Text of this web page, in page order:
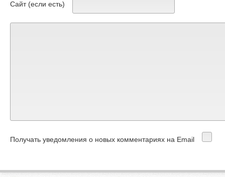
Сайт (если есть)
Получать уведомления о новых комментариях на Email